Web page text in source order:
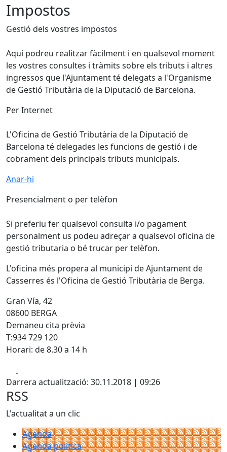
Impostos
Gestió dels vostres impostos
Aquí podreu realitzar fàcilment i en qualsevol moment
les vostres consultes i tràmits sobre els tributs i altres
ingressos que l'Ajuntament té delegats a l'Organisme
de Gestió Tributària de la Diputació de Barcelona.
Per Internet
L'Oficina de Gestió Tributària de la Diputació de
Barcelona té delegades les funcions de gestió i de
cobrament dels principals tributs municipals.
Anar-hi
Presencialment o per telèfon
Si preferiu fer qualsevol consulta i/o pagament
personalment us podeu adreçar a qualsevol oficina de
gestió tributaria o bé trucar per telèfon.
L'oficina més propera al municipi de Ajuntament de
Casserres és l'Oficina de Gestió Tributària de Berga.
Gran Vía, 42
08600 BERGA
Demaneu cita prèvia
T:934 729 120
Horari: de 8.30 a 14 h
Darrera actualització: 30.11.2018 | 09:26
RSS
L'actualitat a un clic
Agenda
Agenda política